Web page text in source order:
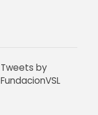
Tweets by
FundacionVSL